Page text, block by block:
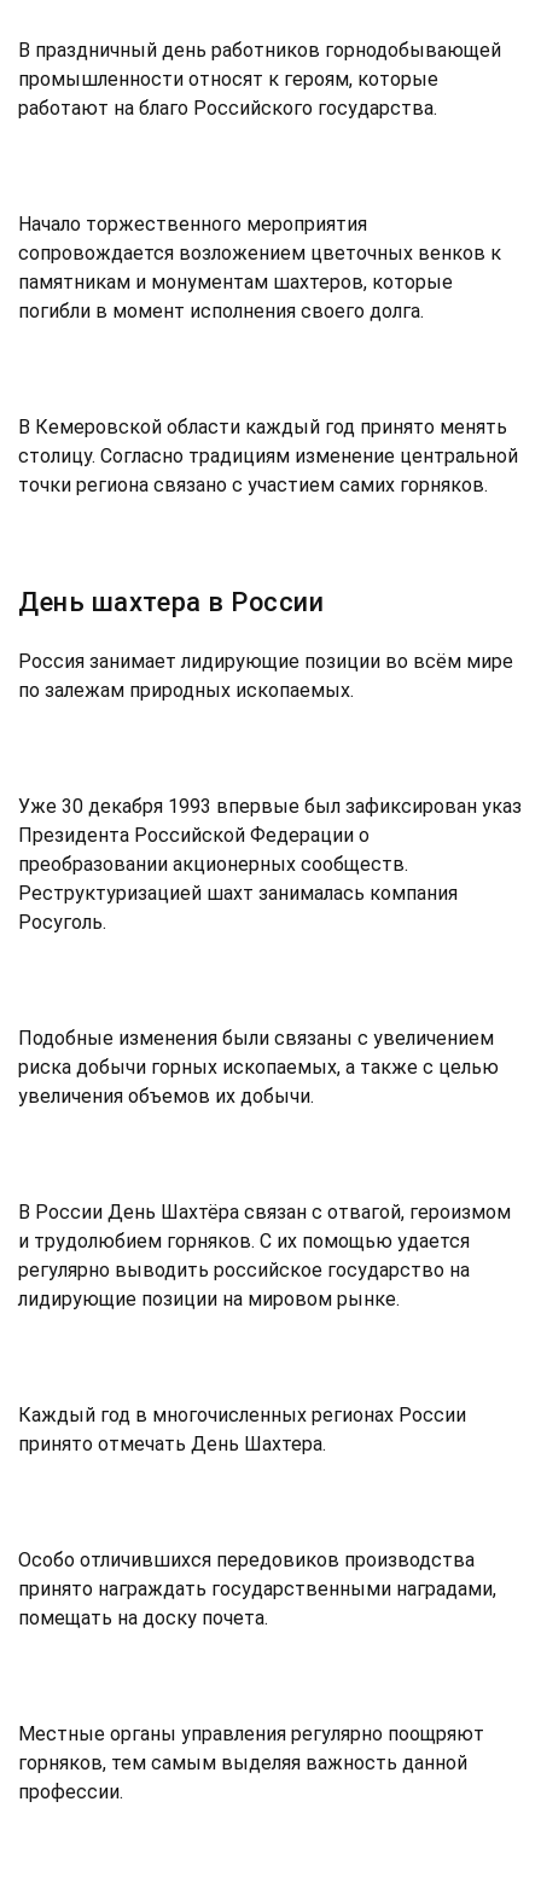
В праздничный день работников горнодобывающей
промышленности относят к героям, которые
работают на благо Российского государства.
Начало торжественного мероприятия
сопровождается возложением цветочных венков к
памятникам и монументам шахтеров, которые
погибли в момент исполнения своего долга.
В Кемеровской области каждый год принято менять
столицу. Согласно традициям изменение центральной
точки региона связано с участием самих горняков.
День шахтера в России
Россия занимает лидирующие позиции во всём мире
по залежам природных ископаемых.
Уже 30 декабря 1993 впервые был зафиксирован указ
Президента Российской Федерации о
преобразовании акционерных сообществ.
Реструктуризацией шахт занималась компания
Росуголь.
Подобные изменения были связаны с увеличением
риска добычи горных ископаемых, а также с целью
увеличения объемов их добычи.
В России День Шахтёра связан с отвагой, героизмом
и трудолюбием горняков. С их помощью удается
регулярно выводить российское государство на
лидирующие позиции на мировом рынке.
Каждый год в многочисленных регионах России
принято отмечать День Шахтера.
Особо отличившихся передовиков производства
принято награждать государственными наградами,
помещать на доску почета.
Местные органы управления регулярно поощряют
горняков, тем самым выделяя важность данной
профессии.